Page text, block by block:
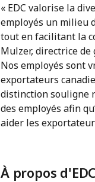
« EDC valorise la
employés un milieu
tout en facilitant la
Mulzer, directrice de
Nos employés sont
exportateurs
distinction souligne
des employés afin
aider les
À propos d'EDC